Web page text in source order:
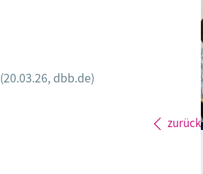
(20.03.26, dbb.de)
zurück